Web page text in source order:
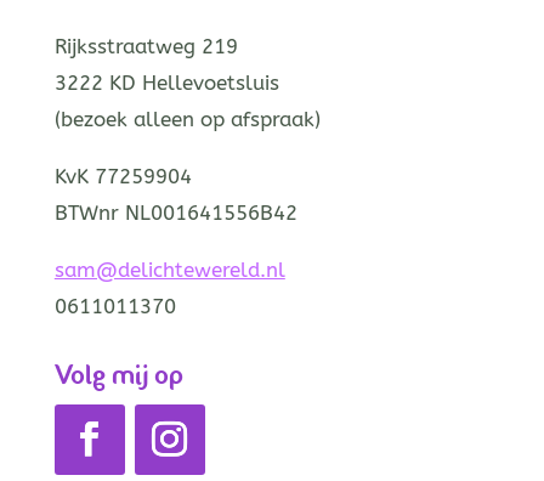
Rijksstraatweg 219
3222 KD Hellevoetsluis
(bezoek alleen op afspraak)
KvK 77259904
BTWnr NL001641556B42
sam@delichtewereld.nl
0611011370
Volg mij op